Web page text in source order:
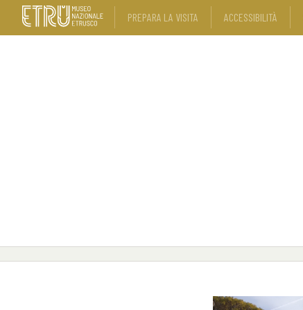
PREPARA LA VISITA ACCESSIBILITÀ